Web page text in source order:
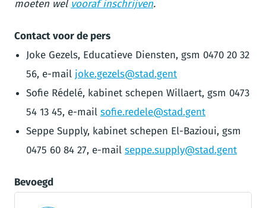
moeten wel vooraf inschrijven.
Contact voor de pers
Joke Gezels, Educatieve Diensten, gsm 0470 20 32
56, e-mail joke.gezels@stad.gent
Sofie Rédelé, kabinet schepen Willaert, gsm 0473
54 13 45, e-mail sofie.redele@stad.gent
Seppe Supply, kabinet schepen El-Bazioui, gsm
0475 60 84 27, e-mail seppe.supply@stad.gent
Bevoegd